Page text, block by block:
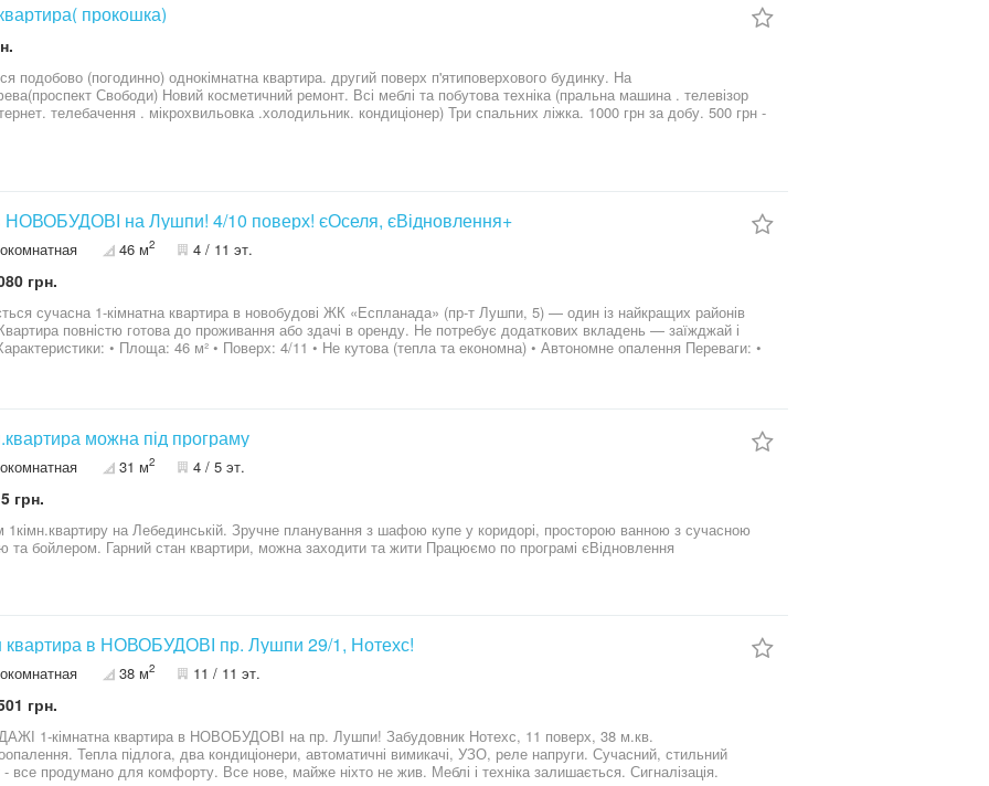
прокошка)
подобово (погодинно) однокімнатна квартира. другий поверх п'ятиповерхового будинку. На
Свободи) Новий косметичний ремонт. Всі меблі та побутова техніка (пральна машина . телевізор
телебачення . мікрохвильовка .холодильник. кондиціонер) Три спальних ліжка. 1000 грн за добу. 500 грн -
км в НОВОБУДОВІ на Лушпи! 4/10 поверх! єОселя, єВідновлення+
46 м2 4 / 11 эт.
грн.
сучасна 1-кімнатна квартира в новобудові ЖК «Еспланада» (пр-т Лушпи, 5) — один із найкращих районів
• Площа: 46 м² • Поверх: 4/11 • Не кутова (тепла та економна) • Автономне опалення Переваги: •
балкон • Гарне планування, багато світла Локація: • Розвинена інфраструктура — все поруч • ТЦ «Лавина»,
єОселя Телефонуйте — відповім на всі питання та домовимось про перегляд 0 9 9 4 3 5 4 9 3 9
можна під програму
31 м2 4 / 5 эт.
грн.
1кімн.квартиру на Лебединській. Зручне планування з шафою купе у коридорі, просторою ванною з сучасною
та бойлером. Гарний стан квартири, можна заходити та жити Працюємо по програмі єВідновлення
квартира в НОВОБУДОВІ пр. Лушпи 29/1, Нотехс!
38 м2 11 / 11 эт.
грн.
кімнатна квартира в НОВОБУДОВІ на пр. Лушпи! Забудовник Нотехс, 11 поверх, 38 м.кв.
Тепла підлога, два кондиціонери, автоматичні вимикачі, УЗО, реле напруги. Сучасний, стильний
все продумано для комфорту. Все нове, майже ніхто не жив. Меблі і техніка залишається. Сигналізація.